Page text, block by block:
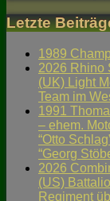
Letzte
1989
2026 Rhino
(UK) Light
Team im
1991
– ehem.
“Otto
“Georg
2026
(US)
Regiment